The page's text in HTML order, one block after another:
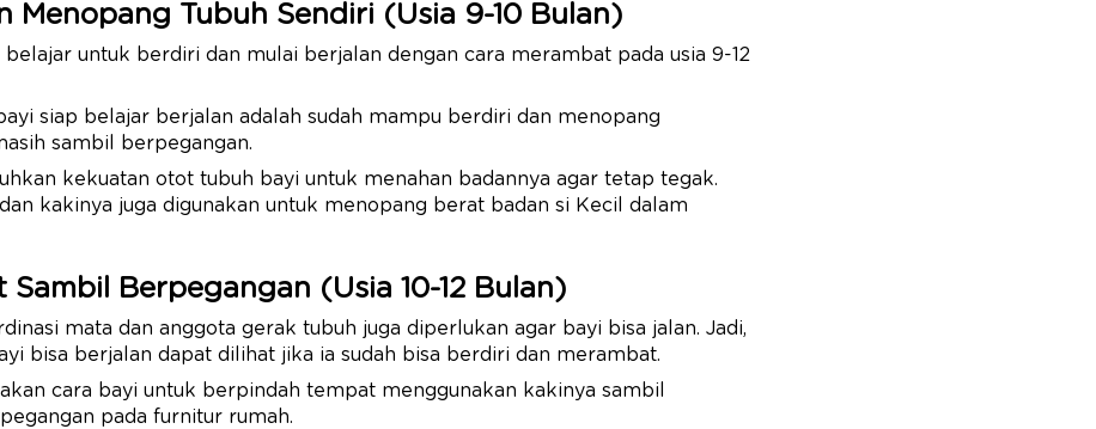
Menopang Tubuh Sendiri (Usia 9-10 Bulan)
untuk berdiri dan mulai berjalan dengan cara merambat pada usia 9-12
siap belajar berjalan adalah sudah mampu berdiri dan menopang
sambil berpegangan.
kekuatan otot tubuh bayi untuk menahan badannya agar tetap tegak.
kakinya juga digunakan untuk menopang berat badan si Kecil dalam
Sambil Berpegangan (Usia 10-12 Bulan)
mata dan anggota gerak tubuh juga diperlukan agar bayi bisa jalan. Jadi,
bisa berjalan dapat dilihat jika ia sudah bisa berdiri dan merambat.
cara bayi untuk berpindah tempat menggunakan kakinya sambil
pada furnitur rumah.